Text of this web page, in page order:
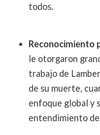
todos.
Reconocimiento
le otorgaron
trabajo de
de su muerte,
enfoque global y
entendimiento